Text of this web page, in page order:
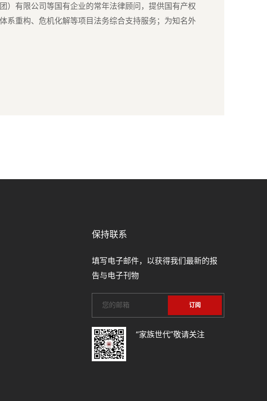
）有限公司等国有企业的常年法律顾问，提供国有产权
系重构、危机化解等项目法务综合支持服务；为知名外
保持联系
填写电子邮件，以获得我们最新的报
告与电子刊物
“家族世代”敬请关注